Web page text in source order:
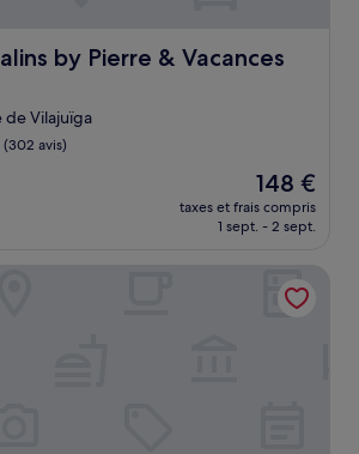
by Pierre & Vacances
by Pierre & Vacances
de Vilajuïga
(302 avis)
Le
nouveau
prix
de
148 €
148 €
taxes et frais compris
1 sept. - 2 sept.